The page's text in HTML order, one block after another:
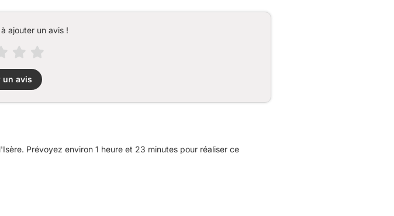
ajouter un avis !
un avis
Prévoyez environ 1 heure et 23 minutes pour réaliser ce